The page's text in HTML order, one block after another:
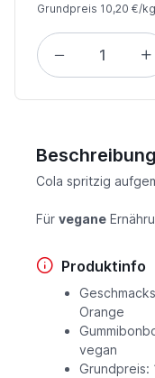
Grundpreis 10,20 €/kg
Beschreibung
Cola spritzig
Für vegane
Produktinfo
Orange
vegan
Grundpreis: